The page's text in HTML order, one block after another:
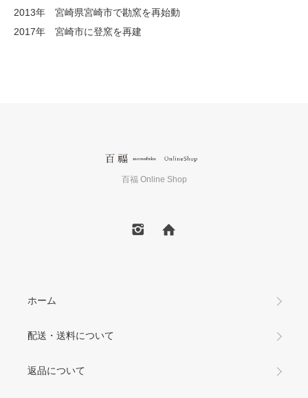
2013年 宮崎県宮崎市で勘窯を再始動
2017年 宮崎市に登窯を再建
百福 Online Shop
ホーム
配送・送料について
返品について